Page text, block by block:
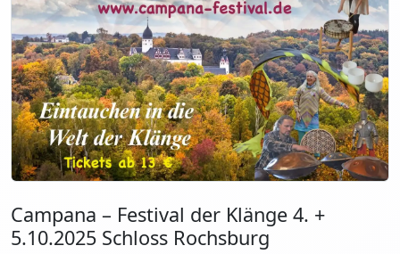
Campana – Festival der Klänge 4. +
5.10.2025 Schloss Rochsburg